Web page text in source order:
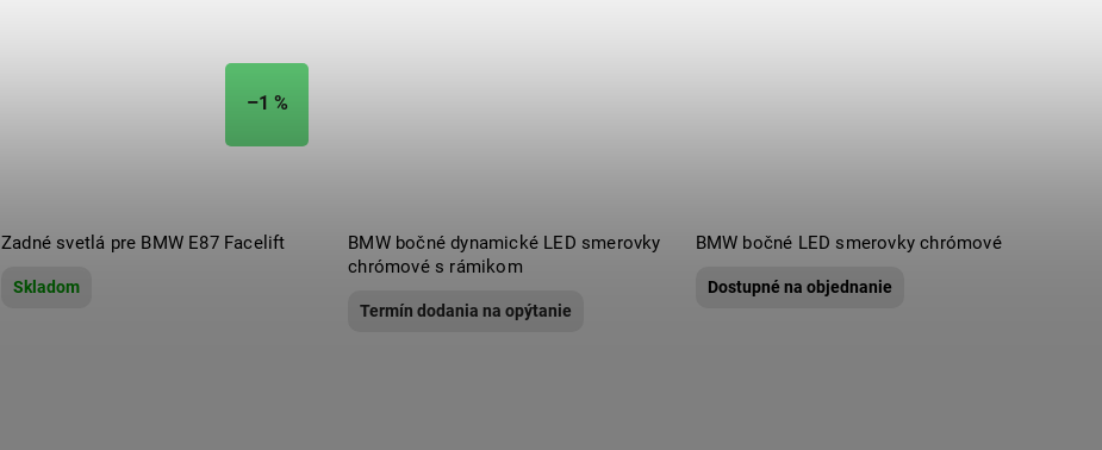
–1 %
Zadné svetlá pre BMW E87 Facelift
Skladom
BMW bočné dynamické LED smerovky
chrómové s rámikom
Termín dodania na opýtanie
BMW bočné LED smerovky chrómové
Dostupné na objednanie